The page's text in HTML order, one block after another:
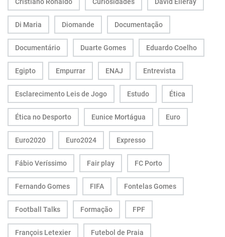
Di Maria Diomande Documentação
Documentário Duarte Gomes Eduardo Coelho
Egipto Empurrar ENAJ Entrevista
Esclarecimento Leis de Jogo Estudo Ética
Ética no Desporto Eunice Mortágua Euro
Euro2020 Euro2024 Expresso
Fábio Veríssimo Fair play FC Porto
Fernando Gomes FIFA Fontelas Gomes
Football Talks Formação FPF
François Letexier Futebol de Praia